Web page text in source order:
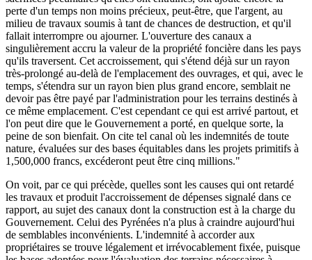
perte d'un temps non moins précieux, peut-être, que l'argent, au
milieu de travaux soumis à tant de chances de destruction, et qu'il
fallait interrompre ou ajourner. L'ouverture des canaux a
singulièrement accru la valeur de la propriété foncière dans les pays
qu'ils traversent. Cet accroissement, qui s'étend déjà sur un rayon
très-prolongé au-delà de l'emplacement des ouvrages, et qui, avec le
temps, s'étendra sur un rayon bien plus grand encore, semblait ne
devoir pas être payé par l'administration pour les terrains destinés à
ce même emplacement. C'est cependant ce qui est arrivé partout, et
l'on peut dire que le Gouvernement a porté, en quelque sorte, la
peine de son bienfait. On cite tel canal où les indemnités de toute
nature, évaluées sur des bases équitables dans les projets primitifs à
1,500,000 francs, excéderont peut être cinq millions."
On voit, par ce qui précède, quelles sont les causes qui ont retardé
les travaux et produit l'accroissement de dépenses signalé dans ce
rapport, au sujet des canaux dont la construction est à la charge du
Gouvernement. Celui des Pyrénées n'a plus à craindre aujourd'hui
de semblables inconvénients. L'indemnité à accorder aux
propriétaires se trouve légalement et irrévocablement fixée, puisque